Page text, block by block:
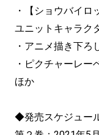
・【ショウバイ
ユニットキャラク
・アニメ描き下ろ
・ピクチャーレー
ほか
◆発売スケジュー